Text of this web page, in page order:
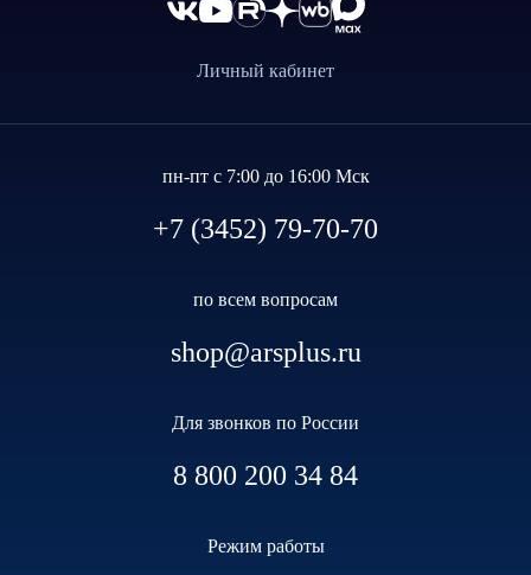
Личный кабинет
пн-пт с 7:00 до 16:00 Мск
+7 (3452) 79-70-70
по всем вопросам
shop@arsplus.ru
Для звонков по России
8 800 200 34 84
Режим работы